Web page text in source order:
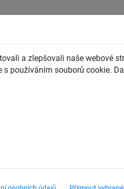
a zlepšovali naše webové
používáním souborů cookie.
SÍTĚ DĚTSKÁ LANOVÁ